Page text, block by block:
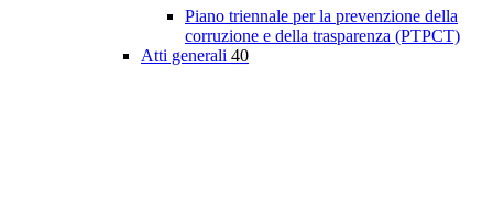
Piano triennale per la prevenzione della
corruzione e della trasparenza (PTPCT)
Atti generali 40